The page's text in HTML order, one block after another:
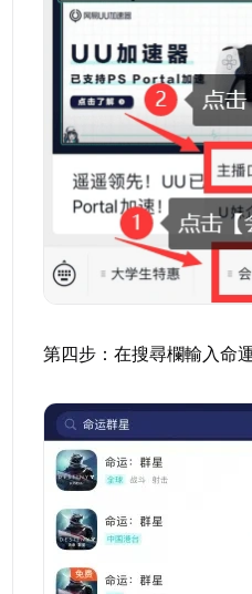
第四步：在搜尋欄輸入命